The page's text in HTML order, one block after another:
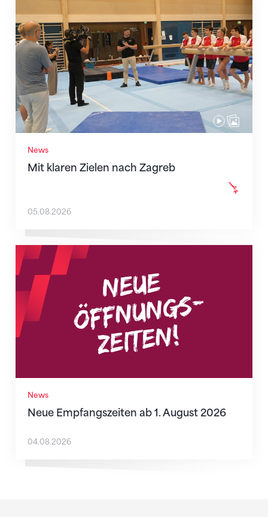
News
Mit klaren Zielen nach Zagreb
Mit klaren Zielen nach Zagreb
05.08.2026
News
Neue Empfangszeiten ab 1. August 2026
Neue Empfangszeiten ab 1. August 2026
04.08.2026